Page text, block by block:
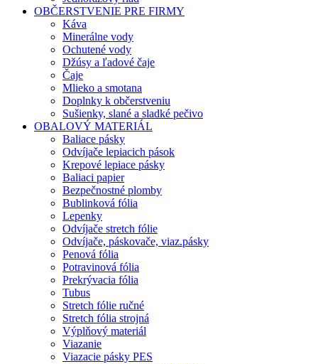
OBČERSTVENIE PRE FIRMY
Káva
Minerálne vody
Ochutené vody
Džúsy a ľadové čaje
Čaje
Mlieko a smotana
Doplnky k občerstveniu
Sušienky, slané a sladké pečivo
OBALOVÝ MATERIÁL
Baliace pásky
Odvíjače lepiacich pások
Krepové lepiace pásky
Baliaci papier
Bezpečnostné plomby
Bublinková fólia
Lepenky
Odvíjače stretch fólie
Odvíjače, páskovače, viaz.pásky
Penová fólia
Potravinová fólia
Prekrývacia fólia
Tubus
Stretch fólie ručné
Stretch fólia strojná
Výplňový materiál
Viazanie
Viazacie pásky PES